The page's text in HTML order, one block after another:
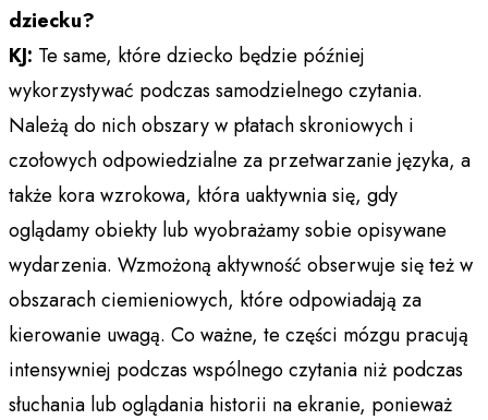
dziecku?
KJ: Te same, które dziecko będzie później
wykorzystywać podczas samodzielnego czytania.
Należą do nich obszary w płatach skroniowych i
czołowych odpowiedzialne za przetwarzanie języka, a
także kora wzrokowa, która uaktywnia się, gdy
oglądamy obiekty lub wyobrażamy sobie opisywane
wydarzenia. Wzmożoną aktywność obserwuje się też w
obszarach ciemieniowych, które odpowiadają za
kierowanie uwagą. Co ważne, te części mózgu pracują
intensywniej podczas wspólnego czytania niż podczas
słuchania lub oglądania historii na ekranie, ponieważ